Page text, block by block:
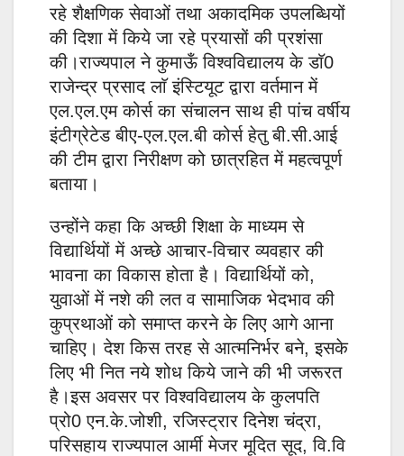
रहे शैक्षणिक सेवाओं तथा अकादमिक उपलब्धियों
की दिशा में किये जा रहे प्रयासों की प्रशंसा
की।राज्यपाल ने कुमाऊँ विश्वविद्यालय के डाॅ0
राजेन्द्र प्रसाद लाॅ इंस्टियूट द्वारा वर्तमान में
एल.एल.एम कोर्स का संचालन साथ ही पांच वर्षीय
इंटीग्रेटेड बीए-एल.एल.बी कोर्स हेतु बी.सी.आई
की टीम द्वारा निरीक्षण को छात्रहित में महत्वपूर्ण
बताया।
उन्होंने कहा कि अच्छी शिक्षा के माध्यम से
विद्यार्थियों में अच्छे आचार-विचार व्यवहार की
भावना का विकास होता है। विद्यार्थियों को,
युवाओं में नशे की लत व सामाजिक भेदभाव की
कुप्रथाओं को समाप्त करने के लिए आगे आना
चाहिए। देश किस तरह से आत्मनिर्भर बने, इसके
लिए भी नित नये शोध किये जाने की भी जरूरत
है।इस अवसर पर विश्वविद्यालय के कुलपति
प्रो0 एन.के.जोशी, रजिस्ट्रार दिनेश चंद्रा,
परिसहाय राज्यपाल आर्मी मेजर मूदित सूद, वि.वि